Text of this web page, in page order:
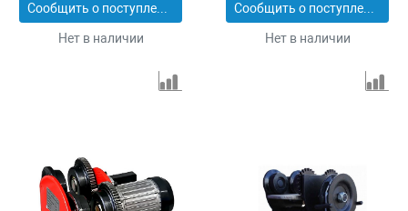
Сообщить о поступлении
Нет в наличии
Сообщить о поступлении
Нет в наличии